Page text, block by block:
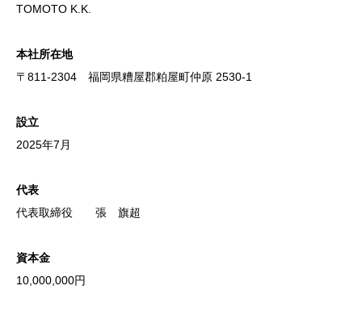
TOMOTO K.K.
本社所在地
〒811-2304 福岡県糟屋郡粕屋町仲原 2530-1
設立
2025年7月
代表
代表取締役 張 旗超
資本金
10,000,000円